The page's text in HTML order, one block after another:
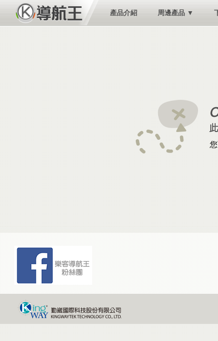
產品介紹 周邊產品 ▼